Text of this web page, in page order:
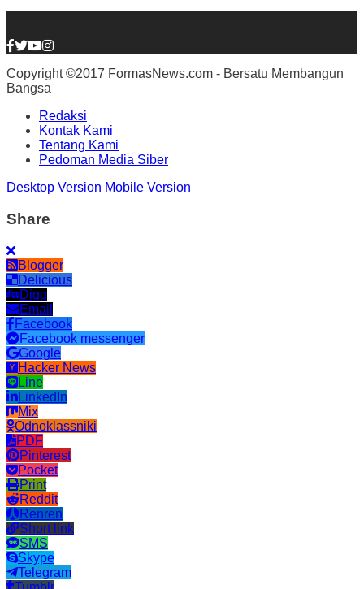
Copyright ©2017 FormasNews.com - Bersatu Membangun
Bangsa
Redaksi
Kontak Kami
Tentang Kami
Pedoman Media Siber
Desktop Version Mobile Version
Share
Blogger
Delicious
Digg
Email
Facebook
Facebook messenger
Google
Hacker News
Line
LinkedIn
Mix
Odnoklassniki
PDF
Pinterest
Pocket
Print
Reddit
Renren
Short link
SMS
Skype
Telegram